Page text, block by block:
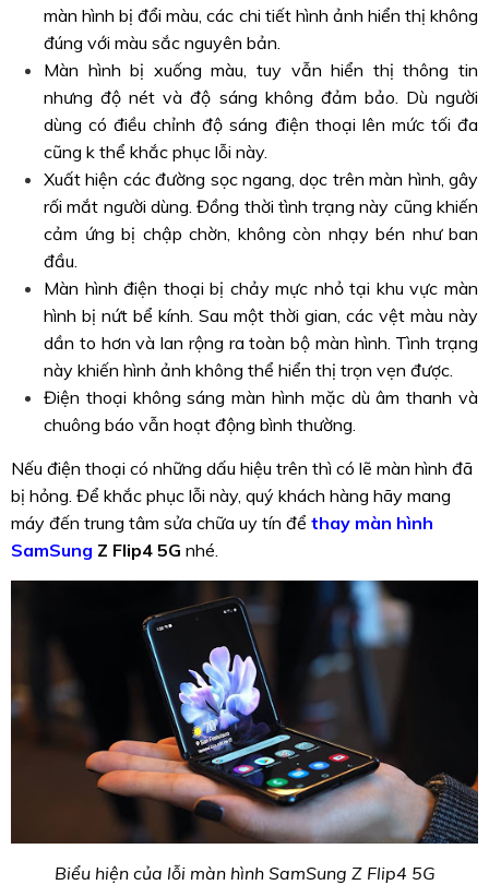
màn hình bị đổi màu, các chi tiết hình ảnh hiển thị không
đúng với màu sắc nguyên bản.
Màn hình bị xuống màu, tuy vẫn hiển thị thông tin
nhưng độ nét và độ sáng không đảm bảo. Dù người
dùng có điều chỉnh độ sáng điện thoại lên mức tối đa
cũng k thể khắc phục lỗi này.
Xuất hiện các đường sọc ngang, dọc trên màn hình, gây
rối mắt người dùng. Đồng thời tình trạng này cũng khiến
cảm ứng bị chập chờn, không còn nhạy bén như ban
đầu.
Màn hình điện thoại bị chảy mực nhỏ tại khu vực màn
hình bị nứt bể kính. Sau một thời gian, các vệt màu này
dần to hơn và lan rộng ra toàn bộ màn hình. Tình trạng
này khiến hình ảnh không thể hiển thị trọn vẹn được.
Điện thoại không sáng màn hình mặc dù âm thanh và
chuông báo vẫn hoạt động bình thường.
Nếu điện thoại có những dấu hiệu trên thì có lẽ màn hình đã
bị hỏng. Để khắc phục lỗi này, quý khách hàng hãy mang
máy đến trung tâm sửa chữa uy tín để thay màn hình
SamSung Z Flip4 5G nhé.
Biểu hiện của lỗi màn hình SamSung Z Flip4 5G